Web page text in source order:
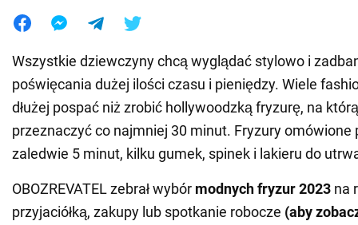
Wszystkie dziewczyny chcą wyglądać stylowo i
poświęcania dużej ilości czasu i pieniędzy. Wiele
dłużej pospać niż zrobić hollywoodzką fryzurę, na
przeznaczyć co najmniej 30 minut. Fryzury omówione
zaledwie 5 minut, kilku gumek, spinek i lakieru do
OBOZREVATEL zebrał wybór modnych fryzur 2023 na
przyjaciółką, zakupy lub spotkanie robocze (aby